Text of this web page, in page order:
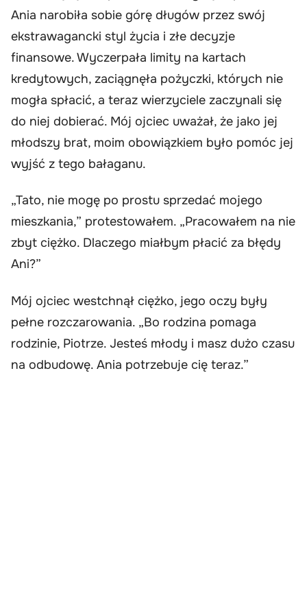
Ania narobiła sobie górę długów przez swój
ekstrawagancki styl życia i złe decyzje
finansowe. Wyczerpała limity na kartach
kredytowych, zaciągnęła pożyczki, których nie
mogła spłacić, a teraz wierzyciele zaczynali się
do niej dobierać. Mój ojciec uważał, że jako jej
młodszy brat, moim obowiązkiem było pomóc jej
wyjść z tego bałaganu.
„Tato, nie mogę po prostu sprzedać mojego
mieszkania,” protestowałem. „Pracowałem na nie
zbyt ciężko. Dlaczego miałbym płacić za błędy
Ani?”
Mój ojciec westchnął ciężko, jego oczy były
pełne rozczarowania. „Bo rodzina pomaga
rodzinie, Piotrze. Jesteś młody i masz dużo czasu
na odbudowę. Ania potrzebuje cię teraz.”